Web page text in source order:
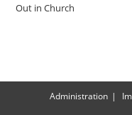
Out in Church
Administration